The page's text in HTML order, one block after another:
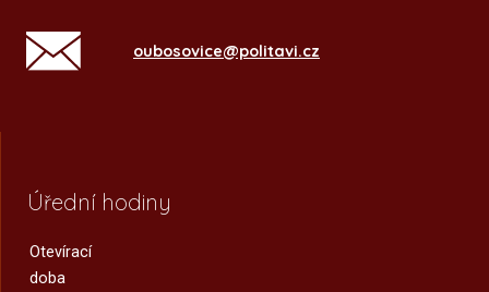
oubosovice@politavi.cz
Úřední hodiny
Otevírací
doba